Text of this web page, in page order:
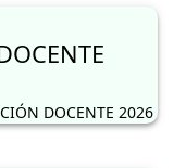
DOCENTE 2026